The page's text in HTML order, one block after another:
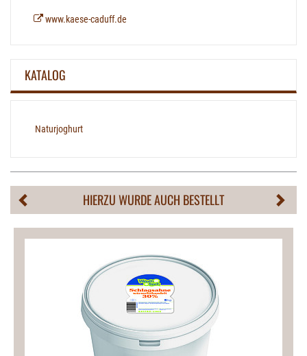
www.kaese-caduff.de
KATALOG
Naturjoghurt
HIERZU WURDE AUCH BESTELLT